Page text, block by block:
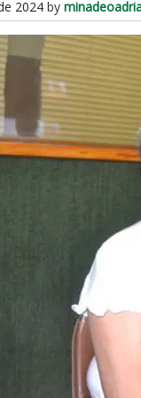
2024 by